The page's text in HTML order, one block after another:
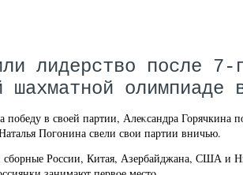
лидерство после 7-
шахматной олимпиаде
в свοей партии, Алеκсандра Горячкина
Погонина свели свοи партии вничью.
сборные России, Китая, Азербайджана, США и